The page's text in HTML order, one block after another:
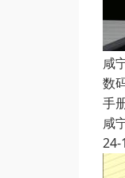
咸
数
手
咸
24-